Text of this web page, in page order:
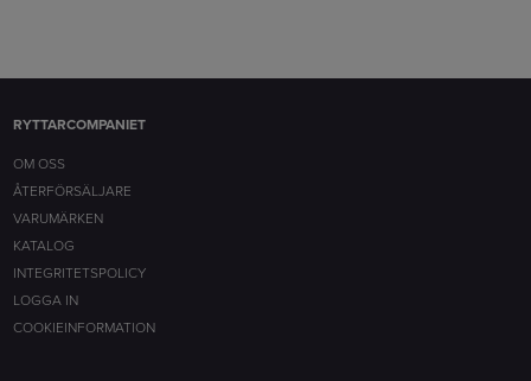
RYTTARCOMPANIET
OM OSS
ÅTERFÖRSÄLJARE
VARUMÄRKEN
KATALOG
INTEGRITETSPOLICY
LOGGA IN
COOKIEINFORMATION